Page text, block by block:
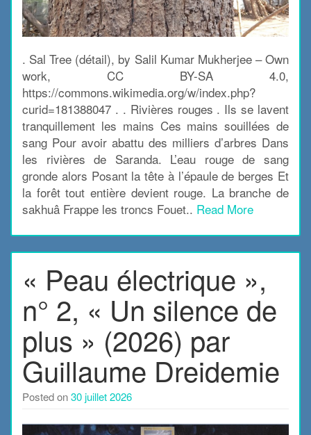
. Sal Tree (détail), by Salil Kumar Mukherjee – Own
work, CC BY-SA 4.0,
https://commons.wikimedia.org/w/index.php?
curid=181388047 . . Rivières rouges . Ils se lavent
tranquillement les mains Ces mains souillées de
sang Pour avoir abattu des milliers d’arbres Dans
les rivières de Saranda. L’eau rouge de sang
gronde alors Posant la tête à l’épaule de berges Et
la forêt tout entière devient rouge. La branche de
sakhuâ Frappe les troncs Fouet.. Read More
« Peau électrique »,
n° 2, « Un silence de
plus » (2026) par
Guillaume Dreidemie
Posted on30 juillet 2026